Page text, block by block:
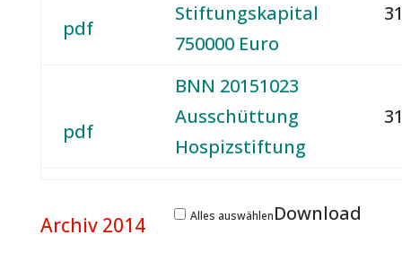
pdf
Stiftungskapital
750000 Euro
pdf
BNN 20151023
Ausschüttung
Hospizstiftung
Alles auswählenDownload
Archiv 2014